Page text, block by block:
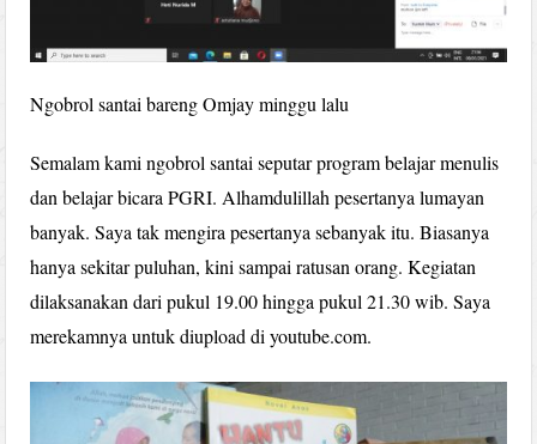
Ngobrol santai bareng Omjay minggu lalu
Semalam kami ngobrol santai seputar program belajar menulis
dan belajar bicara PGRI. Alhamdulillah pesertanya lumayan
banyak. Saya tak mengira pesertanya sebanyak itu. Biasanya
hanya sekitar puluhan, kini sampai ratusan orang. Kegiatan
dilaksanakan dari pukul 19.00 hingga pukul 21.30 wib. Saya
merekamnya untuk diupload di youtube.com.